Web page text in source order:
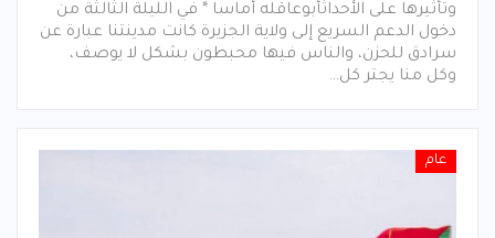
وتأثيرها على الأحداثأبوعاقله أماسا * في الليلة الثالثة من
دخول الدعم السريع إلى ولاية الجزيرة كانت مدينتنا عبارة عن
سرادق للحزن، والناس فيها محبطون بشكل لا يوصف،
وكل منا يجتر كل…
عام